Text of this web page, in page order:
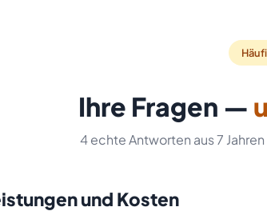
Ihre Fragen —
4 echte Antworten aus 7
und Kosten